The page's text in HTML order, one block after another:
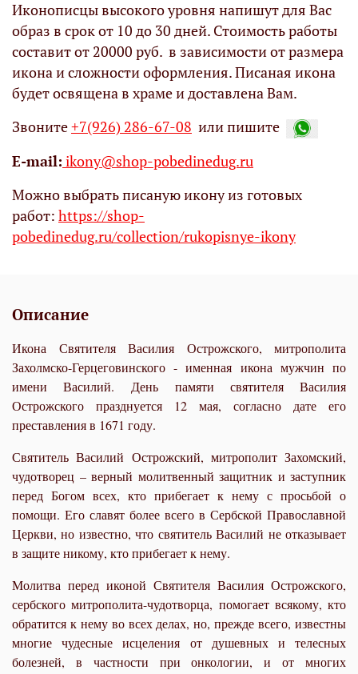
Иконописцы высокого уровня напишут для Вас
образ в срок от 10 до 30 дней. Стоимость работы
составит от 20000 руб. в зависимости от размера
икона и сложности оформления. Писаная икона
будет освящена в храме и доставлена Вам.
Звоните+7(926) 286-67-08 или пишите
Е-mail: ikony@shop-pobedinedug.ru
Можно выбрать писаную икону из готовых
работ: https://shop-
pobedinedug.ru/collection/rukopisnye-ikony
Описание
Икона Святителя Василия Острожского, митрополита
Захолмско-Герцеговинского - именная икона мужчин по
имени Василий. День памяти святителя Василия
Острожского празднуется 12 мая, согласно дате его
преставления в 1671 году.
Святитель Василий Острожский, митрополит Захомский,
чудотворец – верный молитвенный защитник и заступник
перед Богом всех, кто прибегает к нему с просьбой о
помощи. Его славят более всего в Сербской Православной
Церкви, но известно, что святитель Василий не отказывает
в защите никому, кто прибегает к нему.
Молитва перед иконой Святителя Василия Острожского,
сербского митрополита-чудотворца, помогает всякому, кто
обратится к нему во всех делах, но, прежде всего, известны
многие чудесные исцеления от душевных и телесных
болезней, в частности при онкологии, и от многих